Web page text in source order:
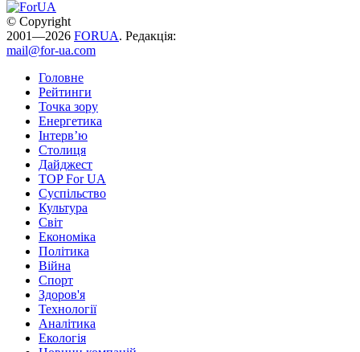
© Copyright
2001—2026 FORUA. Редакція:
mail@for-ua.com
Головне
Рейтинги
Точка зору
Енергетика
Інтерв’ю
Столиця
Дайджест
TOP For UA
Суспiльство
Культура
Світ
Економіка
Політика
Війна
Спорт
Здоров'я
Технології
Аналітика
Екологія